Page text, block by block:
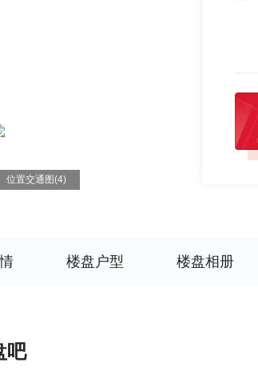
位置交通图(4)
楼盘户型 楼盘相册
吧